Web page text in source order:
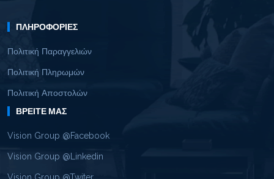
ΠΛΗΡΟΦΟΡΊΕΣ
Πολιτική Παραγγελιών
Πολιτική Πληρωμών
Πολιτική Αποστολών
ΒΡΕΊΤΕ ΜΑΣ
Vision Group @Facebook
Vision Group @Linkedin